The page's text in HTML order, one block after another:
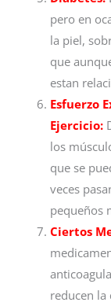
pero en
la piel,
que
estan
Esfuerzo
Ejercicio:
los
que se
veces
pequeños
Ciertos
reducen la